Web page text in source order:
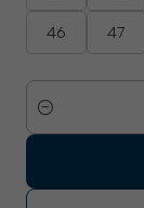
46 47
Quantidade